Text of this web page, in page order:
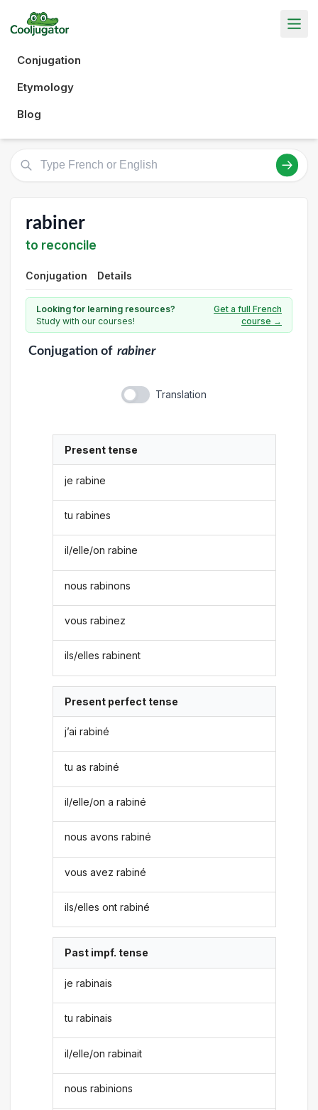
Conjugation
Etymology
Blog
rabiner
to reconcile
Conjugation Details
Looking for learning resources?
Study with our courses!
Get a full French
course →
Conjugationof rabiner
Translation
Present tense
je rabine
tu rabines
il/elle/on rabine
nous rabinons
vous rabinez
ils/elles rabinent
Present perfect tense
j’ai rabiné
tu as rabiné
il/elle/on a rabiné
nous avons rabiné
vous avez rabiné
ils/elles ont rabiné
Past impf. tense
je rabinais
tu rabinais
il/elle/on rabinait
nous rabinions